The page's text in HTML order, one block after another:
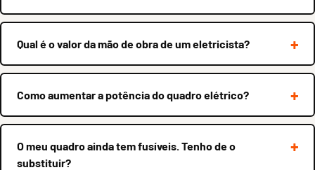
Qual é o valor da mão de obra de um eletricista?
Como aumentar a potência do quadro elétrico?
O meu quadro ainda tem fusíveis. Tenho de o
substituir?